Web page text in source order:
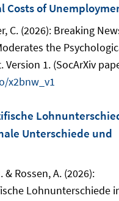
Costs of
C. (2026): Breaking
the
1. (SocArXiv
x2bnw_v1
Unterschiede und
& Rossen, A. (2026):
Lohnunterschiede